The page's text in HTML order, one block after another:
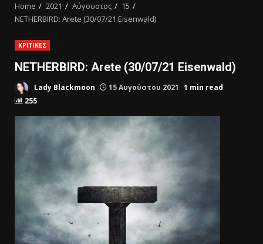
Home 2021 Αύγουστος
15
NETHERBIRD: Arete (30/07/21 Eisenwald)
ΚΡΙΤΙΚΕΣ
NETHERBIRD: Arete (30/07/21 Eisenwald)
Lady Blackmoon 15 Αυγούστου 2021 1 min read
255